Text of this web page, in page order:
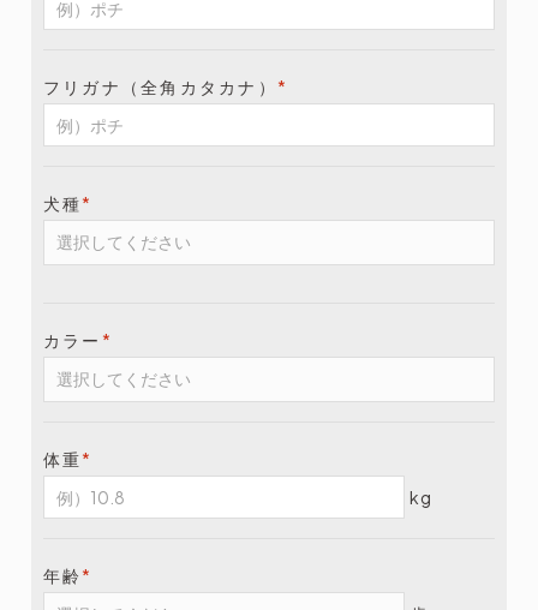
フリガナ（全角カタカナ） *
犬種*
カラー *
体重*
kg
年齢 *